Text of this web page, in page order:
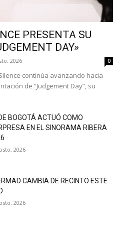
PRESENTA SU
DAY»
2026 0
continúa avanzando hacia
de “Judgement Day”, su
BOGOTÁ ACTUÓ COMO
EN EL SINORAMA RIBERA
2026
CAMBIA DE RECINTO ESTE
2026